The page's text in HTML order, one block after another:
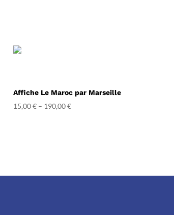
Affiche Le Maroc par Marseille
15,00€– 190,00€